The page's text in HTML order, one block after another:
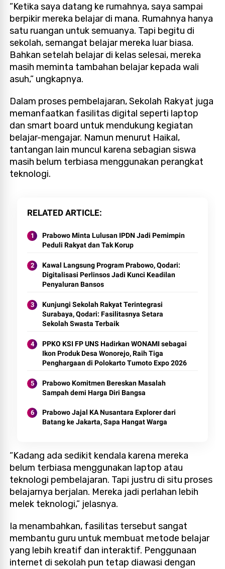
“Ketika saya datang ke rumahnya, saya sampai
berpikir mereka belajar di mana. Rumahnya hanya
satu ruangan untuk semuanya. Tapi begitu di
sekolah, semangat belajar mereka luar biasa.
Bahkan setelah belajar di kelas selesai, mereka
masih meminta tambahan belajar kepada wali
asuh,” ungkapnya.
Dalam proses pembelajaran, Sekolah Rakyat juga
memanfaatkan fasilitas digital seperti laptop
dan smart board untuk mendukung kegiatan
belajar-mengajar. Namun menurut Haikal,
tantangan lain muncul karena sebagian siswa
masih belum terbiasa menggunakan perangkat
teknologi.
RELATED ARTICLE
Prabowo Minta Lulusan IPDN Jadi Pemimpin
Peduli Rakyat dan Tak Korup
Kawal Langsung Program Prabowo, Qodari:
Digitalisasi Perlinsos Jadi Kunci Keadilan
Penyaluran Bansos
Kunjungi Sekolah Rakyat Terintegrasi
Surabaya, Qodari: Fasilitasnya Setara
Sekolah Swasta Terbaik
PPKO KSI FP UNS Hadirkan WONAMI sebagai
Ikon Produk Desa Wonorejo, Raih Tiga
Penghargaan di Polokarto Tumoto Expo 2026
Prabowo Komitmen Bereskan Masalah
Sampah demi Harga Diri Bangsa
Prabowo Jajal KA Nusantara Explorer dari
Batang ke Jakarta, Sapa Hangat Warga
“Kadang ada sedikit kendala karena mereka
belum terbiasa menggunakan laptop atau
teknologi pembelajaran. Tapi justru di situ proses
belajarnya berjalan. Mereka jadi perlahan lebih
melek teknologi,” jelasnya.
Ia menambahkan, fasilitas tersebut sangat
membantu guru untuk membuat metode belajar
yang lebih kreatif dan interaktif. Penggunaan
internet di sekolah pun tetap diawasi dengan